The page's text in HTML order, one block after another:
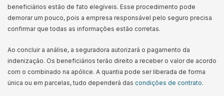
beneficiários estão de fato elegíveis. Esse procedimento pode
demorar um pouco, pois a empresa responsável pelo seguro precisa
confirmar que todas as informações estão corretas.
Ao concluir a análise, a seguradora autorizará o pagamento da
indenização. Os beneficiários terão direito a receber o valor de acordo
com o combinado na apólice. A quantia pode ser liberada de forma
única ou em parcelas, tudo dependerá das condições de contrato.